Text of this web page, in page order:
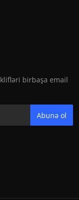
birbaşa email
Abunə ol